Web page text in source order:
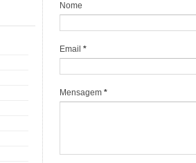
Nome
Email *
Mensagem *